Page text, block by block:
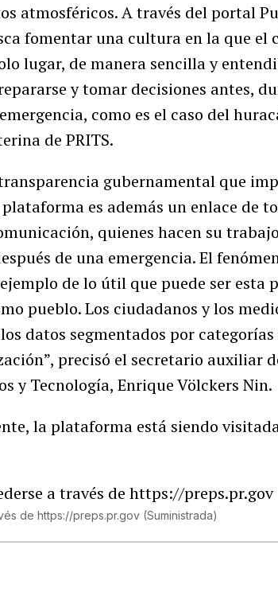
atmosféricos. A través del portal
fomentar una cultura en la que el
lugar, de manera sencilla y
y tomar decisiones antes,
como es el caso del
de PRITS.
gubernamental que
es además un enlace de
quienes hacen su
de una emergencia. El
de lo útil que puede ser esta
pueblo. Los ciudadanos y los
datos segmentados por
precisó el secretario auxiliar
y Tecnología, Enrique Völckers Nin.
la plataforma está siendo
de https://preps.pr.gov (Suministrada)